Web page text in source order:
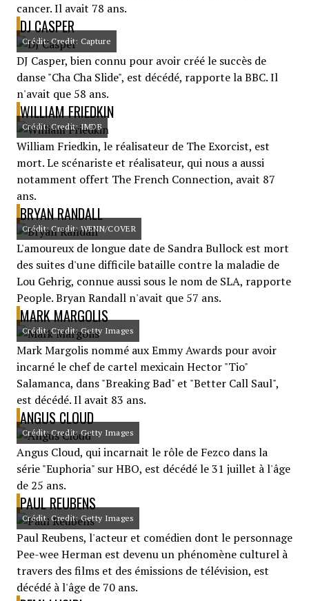
cancer. Il avait 78 ans.
DJ CASPER
Crédit: Credit: Capture
DJ Casper, bien connu pour avoir créé le succès de
danse "Cha Cha Slide", est décédé, rapporte la BBC. Il
n'avait que 58 ans.
WILLIAM FRIEDKIN
Crédit: Credit: IMDB
William Friedkin, le réalisateur de The Exorcist, est
mort. Le scénariste et réalisateur, qui nous a aussi
notamment offert The French Connection, avait 87
ans.
BRYAN RANDALL
Crédit: Credit: WENN/COVER
L'amoureux de longue date de Sandra Bullock est mort
des suites d'une difficile bataille contre la maladie de
Lou Gehrig, connue aussi sous le nom de SLA, rapporte
People. Bryan Randall n'avait que 57 ans.
MARK MARGOLIS
Crédit: Credit: Getty Images
Mark Margolis nommé aux Emmy Awards pour avoir
incarné le chef de cartel mexicain Hector "Tio"
Salamanca, dans "Breaking Bad" et "Better Call Saul",
est décédé. Il avait 83 ans.
ANGUS CLOUD
Crédit: Credit: Getty Images
Angus Cloud, qui incarnait le rôle de Fezco dans la
série "Euphoria" sur HBO, est décédé le 31 juillet à l'âge
de 25 ans.
PAUL REUBENS
Crédit: Credit: Getty Images
Paul Reubens, l'acteur et comédien dont le personnage
Pee-wee Herman est devenu un phénomène culturel à
travers des films et des émissions de télévision, est
décédé à l'âge de 70 ans.